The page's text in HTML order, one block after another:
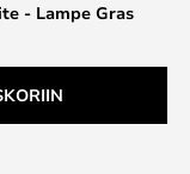
- Lampe Gras